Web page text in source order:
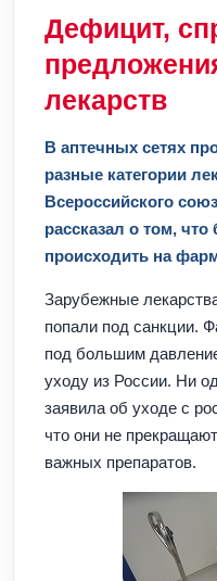
Дефицит,
лекарств
В аптечных сетях
разные категории
Всероссийского
рассказал о том,
происходить на
Зарубежные
попали под санкции.
под большим
уходу из России. Ни
заявила об уходе с
что они не
важных препаратов.